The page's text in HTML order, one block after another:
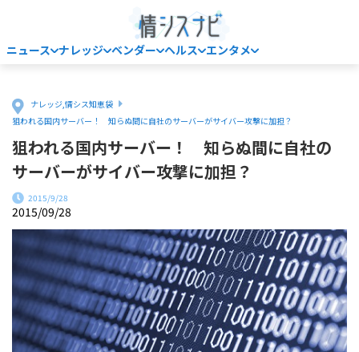
ニュース ナレッジ ベンダー ヘルス エンタメ
Home
ナレッジ 情シス知恵袋
狙われる国内サーバー！ 知らぬ間に自社のサーバーがサイバー攻撃に加担？
狙われる国内サーバー！ 知らぬ間に自社の
サーバーがサイバー攻撃に加担？
2015/9/28
2015/09/28